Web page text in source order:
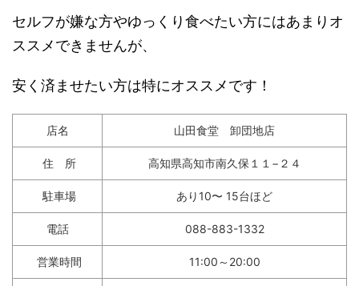
セルフが嫌な方やゆっくり食べたい方にはあまりオ
ススメできませんが、
安く済ませたい方は特にオススメです！
店名 山田食堂 卸団地店
住 所 高知県高知市南久保１１−２４
駐車場 あり10〜 15台ほど
電話 088-883-1332
営業時間 11:00～20:00